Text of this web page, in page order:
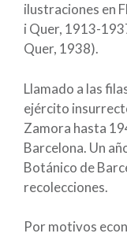
ilustraciones en
i Quer, 1913-
Quer, 1938).
Llamado a las
ejército
Zamora hasta
Barcelona. Un
Botánico de
recolecciones.
Por motivos